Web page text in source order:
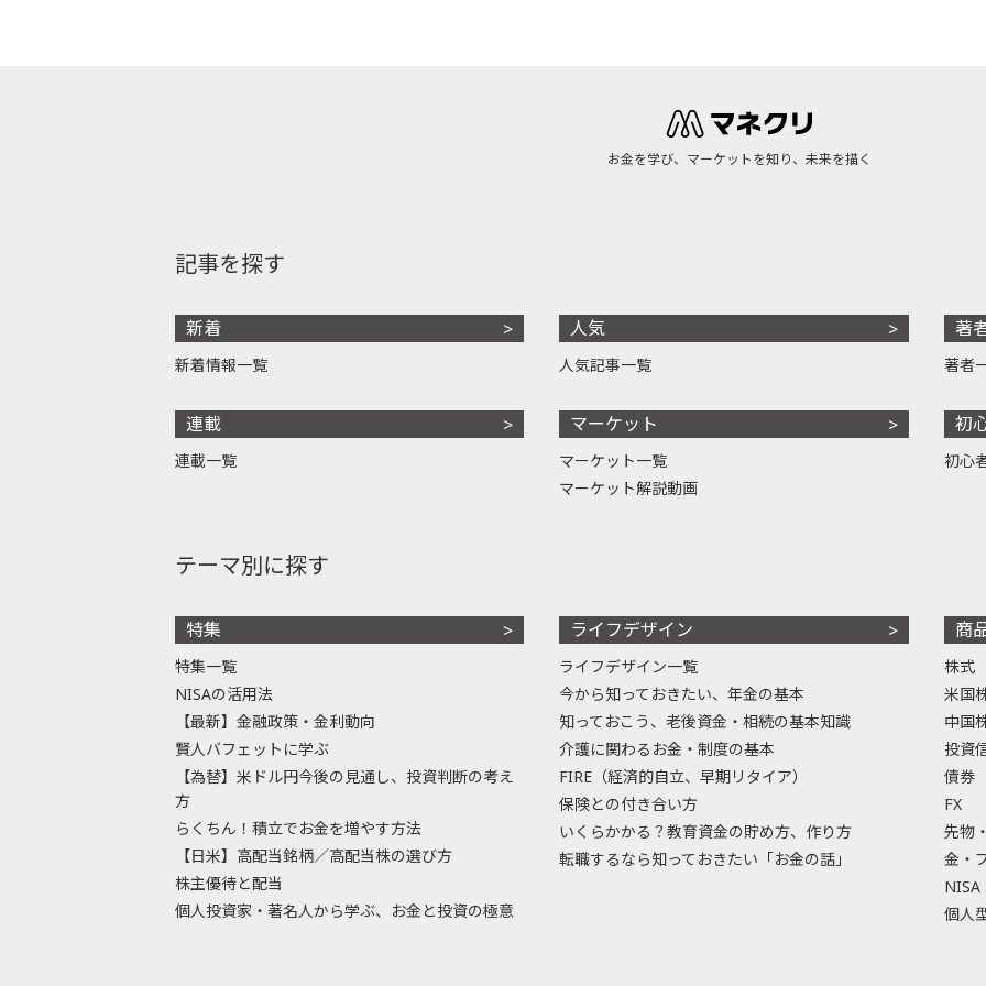
お金を学び、マーケットを知り、未来を描く
記事を探す
新着
新着情報一覧
連載
連載一覧
人気
人気記事一覧
マーケット
マーケット一覧
マーケット解説動画
著
著者
初
初心
テーマ別に探す
特集
特集一覧
NISAの活用法
【最新】金融政策・金利動向
賢人バフェットに学ぶ
【為替】米ドル円今後の見通し、投資判断の考え
方
らくちん！積立でお金を増やす方法
【日米】高配当銘柄／高配当株の選び方
株主優待と配当
個人投資家・著名人から学ぶ、お金と投資の極意
ライフデザイン
ライフデザイン一覧
今から知っておきたい、年金の基本
知っておこう、老後資金・相続の基本知識
介護に関わるお金・制度の基本
FIRE（経済的自立、早期リタイア）
保険との付き合い方
いくらかかる？教育資金の貯め方、作り方
転職するなら知っておきたい「お金の話」
商
株式
米国
中国
投資
債券
FX
先物
金・
NISA
個人